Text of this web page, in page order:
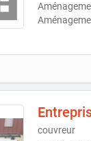
couvreur